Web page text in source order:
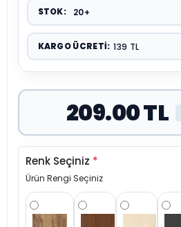
STOK: 20+
KARGO ÜCRETI: 139 TL
209.00 TL
Renk Seçiniz *
Ürün Rengi Seçiniz